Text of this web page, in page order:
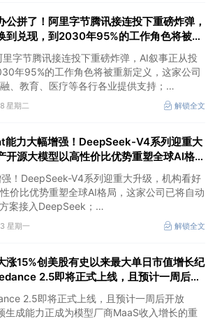
公司二季度业绩全面超越市场预期，同时上调
价创近年来最大单日涨幅之一。
公拼了！阿里字节腾讯接连投下重磅炸弹，
到兑现，到2030年95%的工作角色将被重
子领域规格最高会议在深举办
字节腾讯接连投下重磅炸弹，AI叙事正从投
年95%的工作角色将被重新定义，这家公司
、教育、医疗等各行各业提供支持；
格最高会议在深举办，机构称当前量子科技
产业化探索过渡的关键阶段，这家公司投资安徽
值首次突破3万亿美元，成为全球第五家达此
星期二 解锁全文
能力大幅增强！DeepSeek-V4系列迎重大
开源大模型以高性价比优势重塑全球AI格
电机组，项目总投资超1700亿元
！DeepSeek-V4系列迎重大升级，机构看好
价比优势重塑全球AI格局，这家公司已将自动
案接入DeepSeek；
元！我国新核准8台核电机组，标志着核电
对产业链形成明确的订单催化，这家公司产品应
涨7.32%，因“数据中心带来的关键增长驱
期并上调全年利润指引。
星期一 解锁全文
涨15%创美股有史以来最大单日市值增长纪
2.5即将正式上线，且预计一周后开
频生成能力正成为模型厂商MaaS收入增
2.5即将正式上线，且预计一周后开放
生成能力正成为模型厂商MaaS收入增长的重